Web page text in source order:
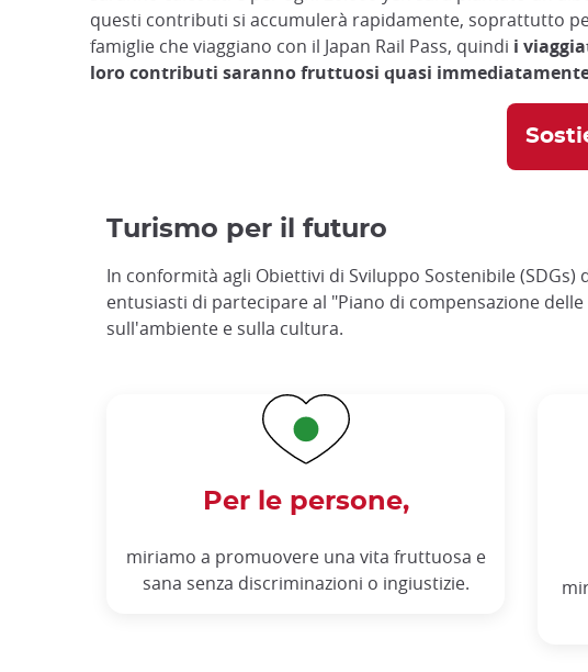
questi contributi si accumulerà rapidamente, soprattutto
famiglie che viaggiano con il Japan Rail Pass, quindi i
loro contributi saranno fruttuosi quasi
Turismo per il futuro
In conformità agli Obiettivi di Sviluppo Sostenibile
entusiasti di partecipare al "Piano di compensazione
sull'ambiente e sulla cultura.
Per le persone,
miriamo a promuovere una vita fruttuosa e
sana senza discriminazioni o ingiustizie.